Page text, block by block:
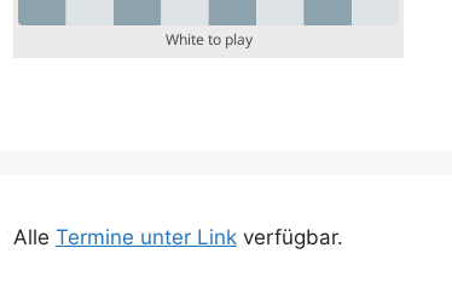
Alle Termine unter Linkverfügbar.